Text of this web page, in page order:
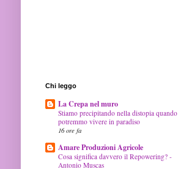
Chi leggo
La Crepa nel muro
Stiamo precipitando nella distopia quando
potremmo vivere in paradiso
16 ore fa
Amare Produzioni Agricole
Cosa significa davvero il Repowering? -
Antonio Muscas